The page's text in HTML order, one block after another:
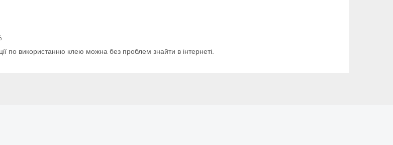
по використанню клею можна без проблем знайти в інтернеті.